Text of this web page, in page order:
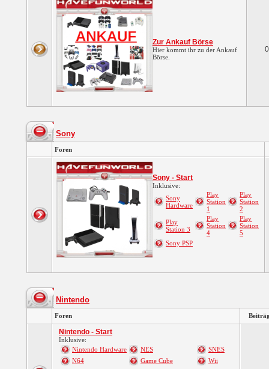
Zur Ankauf Börse
Hier kommt ihr zu der Ankauf
Börse.
0
Sony
Foren
Sony - Start
Inklusive:
Sony
Hardware
Play
Station
1
Play
Station
2
Play
Station 3
Play
Station
4
Play
Station
5
Sony PSP
Nintendo
Foren
Nintendo - Start
Inklusive:
Nintendo Hardware
NES
SNES
N64
Game Cube
Wii